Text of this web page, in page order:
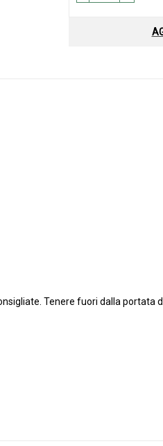
Tenere fuori dalla portata